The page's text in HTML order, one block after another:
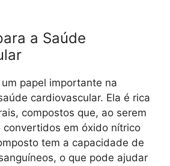
a Saúde
papel importante na
cardiovascular. Ela é rica
compostos que, ao serem
convertidos em óxido nítrico
tem a capacidade de
o que pode ajudar